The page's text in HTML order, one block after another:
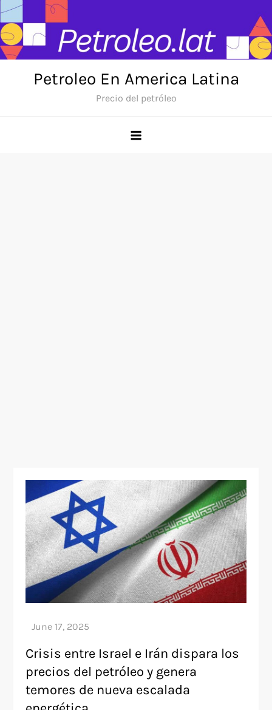
Skip
to
content
Petroleo En America Latina
Precio del petróleo
Crisis entre Israel e Irán dispara los
precios del petróleo y genera
temores de nueva escalada